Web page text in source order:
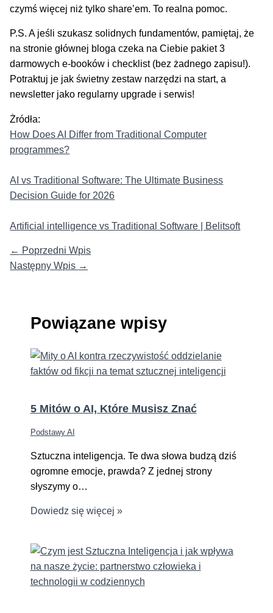
czymś więcej niż tylko share’em. To realna pomoc.
P.S. A jeśli szukasz solidnych fundamentów, pamiętaj, że
na stronie głównej bloga czeka na Ciebie pakiet 3
darmowych e-booków i checklist (bez żadnego zapisu!).
Potraktuj je jak świetny zestaw narzędzi na start, a
newsletter jako regularny upgrade i serwis!
Żródła:
How Does AI Differ from Traditional Computer
programmes?
AI vs Traditional Software: The Ultimate Business
Decision Guide for 2026
Artificial intelligence vs Traditional Software | Belitsoft
← Poprzedni Wpis
Następny Wpis →
Powiązane wpisy
5 Mitów o AI, Które Musisz Znać
Podstawy AI
Sztuczna inteligencja. Te dwa słowa budzą dziś
ogromne emocje, prawda? Z jednej strony
słyszymy o…
Dowiedz się więcej »